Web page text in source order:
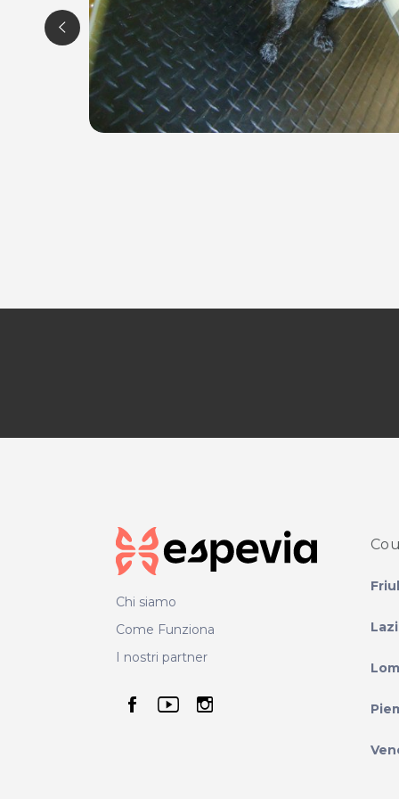
Chi siamo
Come Funziona
I nostri partner
seguici su facebook
seguici su youtube
seguici su